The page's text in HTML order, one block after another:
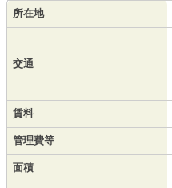
所在地
交通
賃料
管理費等
面積